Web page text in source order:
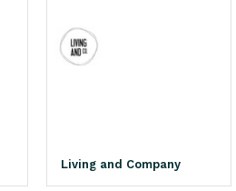
Living and Company